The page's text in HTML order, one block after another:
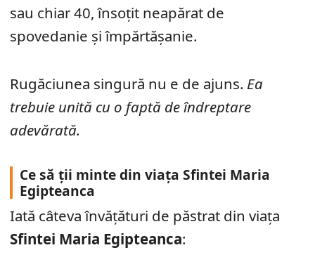
sau chiar 40, însoțit neapărat de
spovedanie și împărtășanie.
Rugăciunea singură nu e de ajuns. Ea
trebuie unită cu o faptă de îndreptare
adevărată.
Ce să ții minte din viața Sfintei Maria
Egipteanca
Iată câteva învățături de păstrat din viața
Sfintei Maria Egipteanca: